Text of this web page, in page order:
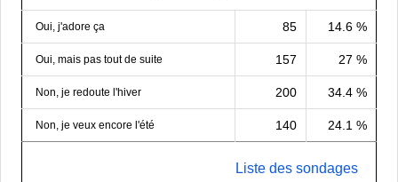
Oui, j'adore ça 85 14.6 %
Oui, mais pas tout de suite 157 27 %
Non, je redoute l'hiver 200 34.4 %
Non, je veux encore l'été 140 24.1 %
Liste des sondages